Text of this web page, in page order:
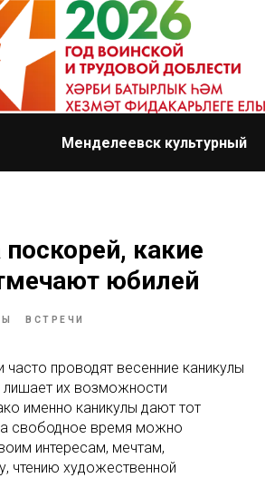
Менделеевск культурный
какие
юбилей
ВСТРЕЧИ
проводят весенние каникулы
лишает их возможности
именно каникулы дают тот
свободное время можно
интересам, мечтам,
чтению художественной